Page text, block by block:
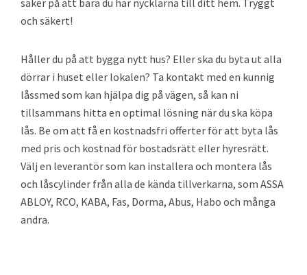
säker på att bara du har nycklarna till ditt hem. Tryggt
och säkert!
Håller du på att bygga nytt hus? Eller ska du byta ut alla
dörrar i huset eller lokalen? Ta kontakt med en kunnig
låssmed som kan hjälpa dig på vägen, så kan ni
tillsammans hitta en optimal lösning när du ska köpa
lås. Be om att få en kostnadsfri offerter för att byta lås
med pris och kostnad för bostadsrätt eller hyresrätt.
Välj en leverantör som kan installera och montera lås
och låscylinder från alla de kända tillverkarna, som ASSA
ABLOY, RCO, KABA, Fas, Dorma, Abus, Habo och många
andra.